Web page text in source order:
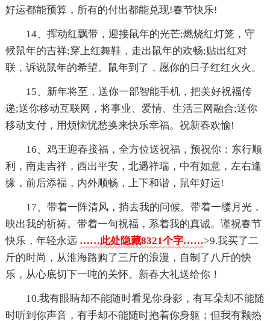
好运都能预算，所有的付出都能兑现!春节快乐!
14、挥动红飘带，迎接鼠年的光芒;燃烧红灯笼，守
候鼠年的吉祥;穿上红舞鞋，走出鼠年的欢畅;贴出红对
联，诉说鼠年的希望。鼠年到了，愿你的日子红红火火。
15、新年将至，送你一部智能手机，把美好祝福传
递;送你移动互联网，将事业、爱情、生活三网融合;送你
移动支付，用烦恼忧愁换来快乐幸福。祝新春欢愉!
16、鸡王迎春接福，全方位送祝福，预祝你：东行顺
利，南走吉祥，西出平安，北遇祥瑞，中有如意，左右逢
缘，前后添福，内外顺畅，上下和谐，鼠年好运!
17、带着一阵清风，捎去我的问候。带着一缕月光，
映出我的祈祷。带着一句祝福，系着我的真诚。谨祝春节
快乐，年轻永远 ……此处隐藏8321个字……>9.我买了二
斤的时尚，从淮海路购了三斤的浪漫，自制了八斤的快
乐，从心底切下一吨的关怀。新春大礼送给你！
10.我有眼睛却不能随时看见你身影，有耳朵却不能随
时听到你声音，有手却不能随时抱着你身躯；但我有颗热